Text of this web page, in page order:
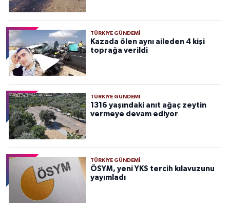
TÜRKIYE GÜNDEMI
Kazada ölen aynı aileden 4 kişi
toprağa verildi
TÜRKIYE GÜNDEMI
1316 yaşındaki anıt ağaç zeytin
vermeye devam ediyor
TÜRKIYE GÜNDEMI
ÖSYM, yeni YKS tercih kılavuzunu
yayımladı